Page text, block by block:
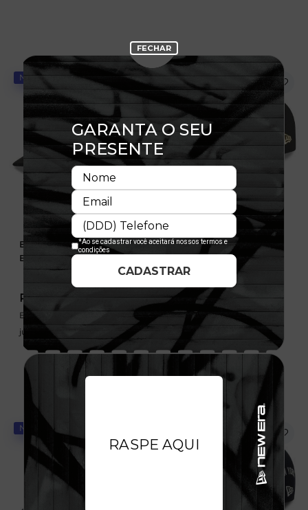
NOVIDADE
Boné 9FIFTY Pré-Curved
Buffalo Braves Suede
R$ 349,99
Em até 6x de 58,33 sem
juros
NOVIDADE
Boné 9FIFTY Pré-Curved
Utah Jazz Suede
R$ 349,99
Em até 6x de 58,33 sem
juros
NOVIDADE